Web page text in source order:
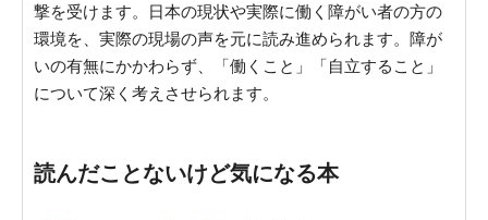
撃を受けます。日本の現状や実際に働く障がい者の方の
環境を、実際の現場の声を元に読み進められます。障が
いの有無にかかわらず、「働くこと」「自立すること」
について深く考えさせられます。
読んだことないけど気になる本